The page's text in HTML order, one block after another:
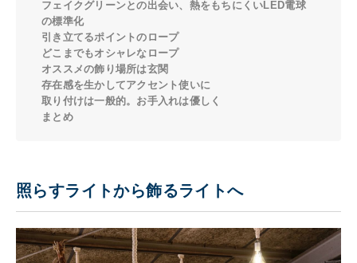
フェイクグリーンとの出会い、熱をもちにくいLED電球
の標準化
引き立てるポイントのロープ
どこまでもオシャレなロープ
オススメの飾り場所は玄関
存在感を生かしてアクセント使いに
取り付けは一般的。お手入れは優しく
まとめ
照らすライトから飾るライトへ